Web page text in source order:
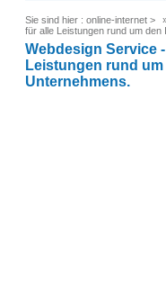
Sie sind hier : online-internet >
für alle Leistungen rund um den
Webdesign Service
Leistungen rund
Unternehmens.